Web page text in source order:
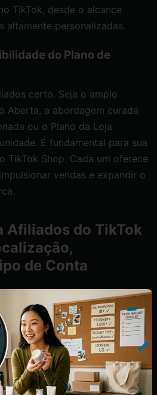
TikTok, desde o alcance
altamente personalizadas.
do Plano de
certo. Seja o amplo
Aberta, a abordagem curada
ou o Plano da Loja
É fundamental para sua
TikTok Shop. Cada um oferece
vendas e expandir o
Afiliados do TikTok
de Conta